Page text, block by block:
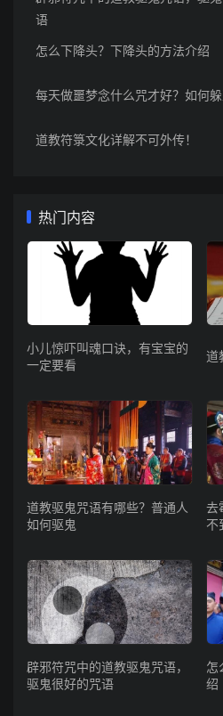
语
怎么下降头？下降头的方法介绍
每天做噩梦念什么咒才好？如何躲
道教符箓文化详解不可外传！
热门内容
小儿惊吓叫魂口诀，有宝宝的
一定要看
道
道教驱鬼咒语有哪些？普通人
如何驱鬼
去
不
辟邪符咒中的道教驱鬼咒语，
驱鬼很好的咒语
怎
绍